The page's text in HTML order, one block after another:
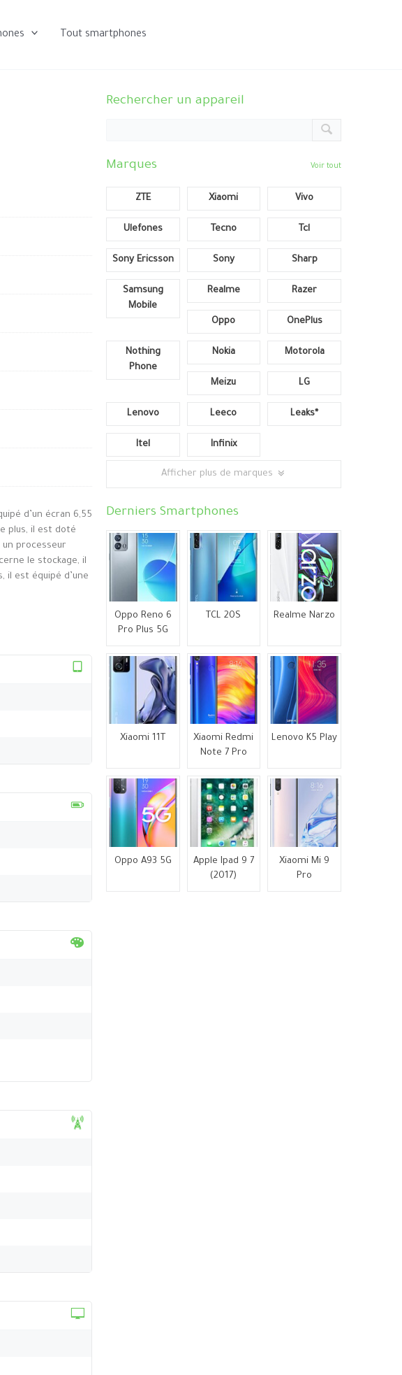
Tout smartphones
d’un écran 6,55
plus, il est doté
processeur
le stockage, il
il est équipé d’une
Rechercher un appareil
Marques Voir tout
ZTE Xiaomi Vivo
Ulefones Tecno Tcl
Sony Ericsson Sony Sharp
Samsung
Mobile
Realme Razer
Oppo OnePlus
Nothing
Phone
Nokia Motorola
Meizu LG
Lenovo Leeco Leaks*
Itel Infinix
Afficher plus de marques
Derniers Smartphones
Oppo Reno 6
Pro Plus 5G
TCL 20S Realme Narzo
Xiaomi 11T
Xiaomi Redmi
Note 7 Pro
Lenovo K5 Play
Oppo A93 5G
Apple Ipad 9 7
(2017)
Xiaomi Mi 9
Pro